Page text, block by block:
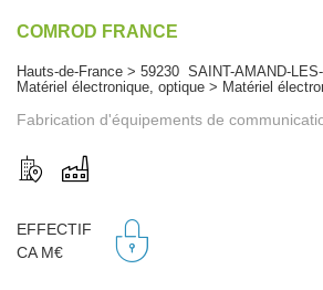
COMROD FRANCE
Hauts-de-France > 59230 SAINT-AMAND-
Matériel électronique, optique > Matériel
Fabrication d'équipements de
EFFECTIF
CA M€